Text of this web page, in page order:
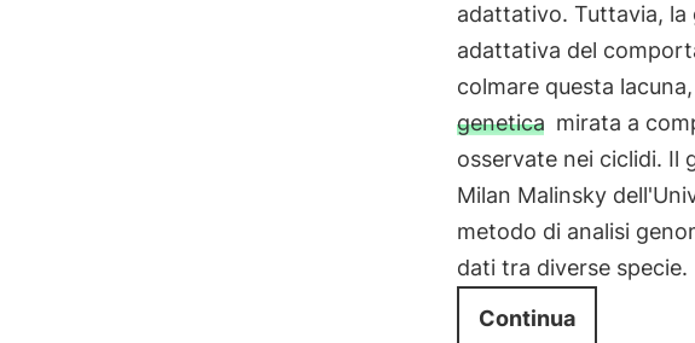
adattativo. Tuttavia, la
adattativa del
colmare questa
genetica mirata a
osservate nei ciclidi. Il
Milan Malinsky
metodo di analisi
dati tra diverse specie.
Continua